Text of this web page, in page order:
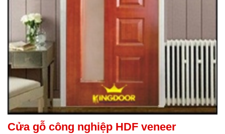
Cửa gỗ công nghiệp HDF veneer